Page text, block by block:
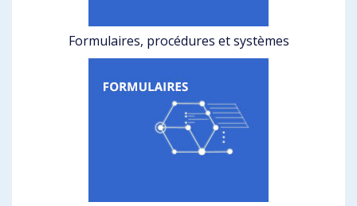
Formulaires, procédures et systèmes